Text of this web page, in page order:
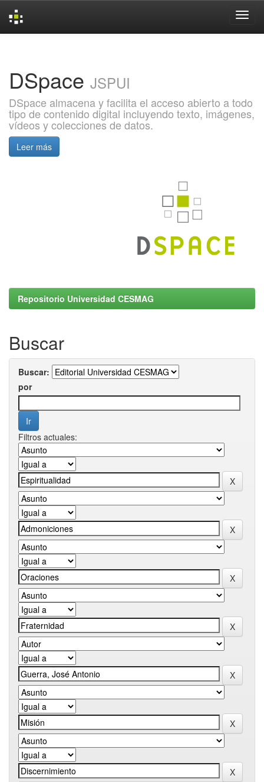
DSpace JSPUI
DSpace almacena y facilita el acceso abierto a todo
tipo de contenido digital incluyendo texto, imágenes,
vídeos y colecciones de datos.
Leer más
Repositorio Universidad CESMAG
Buscar
Buscar:
por
Filtros actuales: